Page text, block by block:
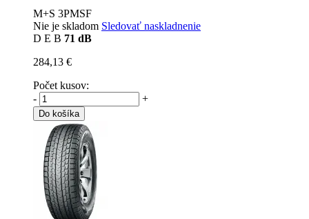
M+S 3PMSF
Nie je skladom Sledovať naskladnenie
D E B 71 dB
284,13 €
Počet kusov:
-
+
Do košíka